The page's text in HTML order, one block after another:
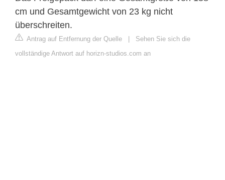
cm und Gesamtgewicht von 23 kg nicht
überschreiten.
Antrag auf Entfernung der Quelle | Sehen Sie sich die
vollständige Antwort auf horizn-studios.com an